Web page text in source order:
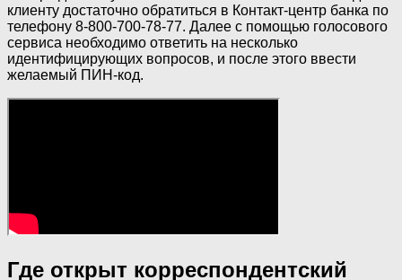
клиенту достаточно обратиться в Контакт-центр банка по
телефону 8-800-700-78-77. Далее с помощью голосового
сервиса необходимо ответить на несколько
идентифицирующих вопросов, и после этого ввести
желаемый ПИН-код.
Где открыт корреспондентский